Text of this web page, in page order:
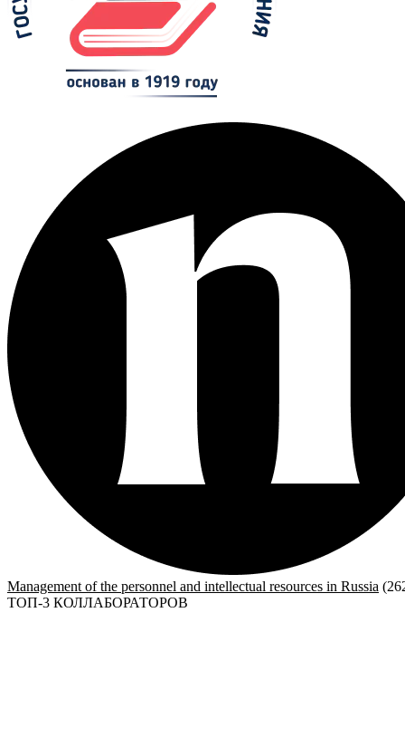
Management of the personnel and intellectual resources in Russia
ТОП-3 КОЛЛАБОРАТОРОВ